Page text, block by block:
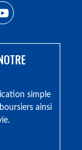
simple
ainsi